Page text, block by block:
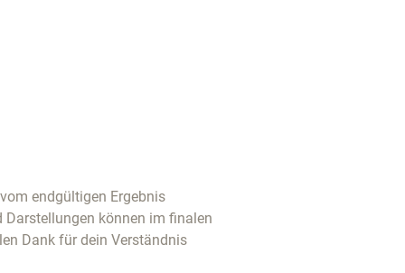
endgültigen Ergebnis
Darstellungen können im finalen
Dank für dein Verständnis